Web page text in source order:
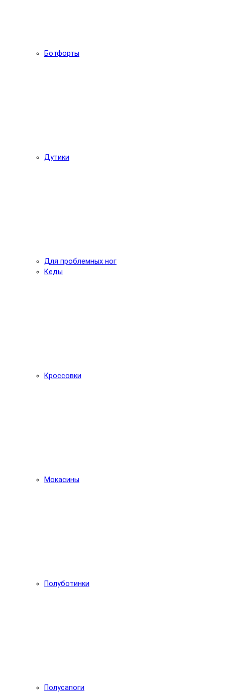
Ботфорты
Дутики
Для проблемных ног
Кеды
Кроссовки
Мокасины
Полуботинки
Полусапоги